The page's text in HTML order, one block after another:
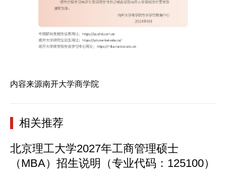
内容来源南开大学商学院
相关推荐
北京理工大学2027年工商管理硕士
（MBA）招生说明（专业代码：125100）